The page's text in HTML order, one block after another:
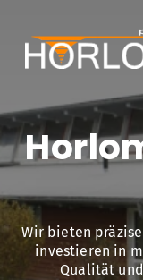
Wir bieten
investieren in
Qualität